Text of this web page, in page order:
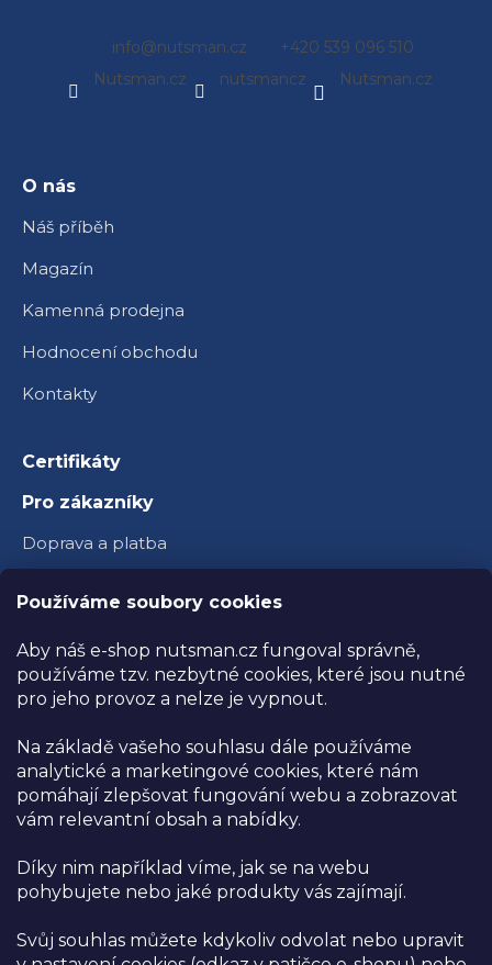
Používáme soubory cookies
Aby náš e-shop nutsman.cz fungoval správně,
používáme tzv. nezbytné cookies, které jsou nutné
pro jeho provoz a nelze je vypnout.
Na základě vašeho souhlasu dále používáme
analytické a marketingové cookies, které nám
pomáhají zlepšovat fungování webu a zobrazovat
vám relevantní obsah a nabídky.
Díky nim například víme, jak se na webu
pohybujete nebo jaké produkty vás zajímají.
Svůj souhlas můžete kdykoliv odvolat nebo upravit
info@nutsman.cz
+420 539 096 510
Nutsman.cz
nutsmancz Nutsman.cz
O nás
Náš příběh
Magazín
Kamenná prodejna
Hodnocení obchodu
Kontakty
Certifikáty
Pro zákazníky
Doprava a platba
Ambasador Nutsman
Obchodní podmínky
Reklamace a vrácení zboží
Ochrana osobních údajů
Prodejna NUTSMAN
Těmice 329, Těmice 696 84